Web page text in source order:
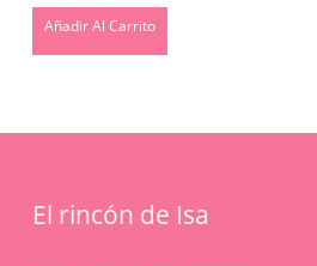
No hay
Añadir Al Carrito
El rincón de Isa